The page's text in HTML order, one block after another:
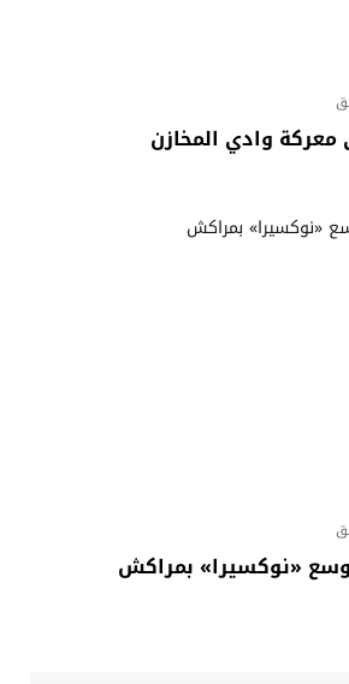
معركة وادي المخازن
«نوكسيرا» بمراكش